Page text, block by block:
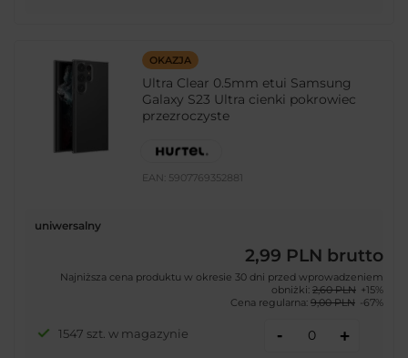
OKAZJA
Ultra Clear 0.5mm etui Samsung
Galaxy S23 Ultra cienki pokrowiec
przezroczyste
EAN: 5907769352881
uniwersalny
2,99 PLN brutto
Najniższa cena produktu w okresie 30 dni przed wprowadzeniem
obniżki: 2,60 PLN +15%
Cena regularna: 9,00 PLN -67%
1547 szt. w magazynie - +